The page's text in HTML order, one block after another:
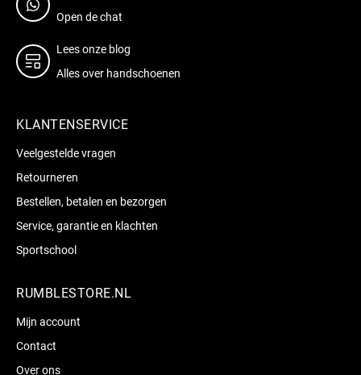
Open de chat
Lees onze blog
Alles over handschoenen
KLANTENSERVICE
Veelgestelde vragen
Retourneren
Bestellen, betalen en bezorgen
Service, garantie en klachten
Sportschool
RUMBLESTORE.NL
Mijn account
Contact
Over ons